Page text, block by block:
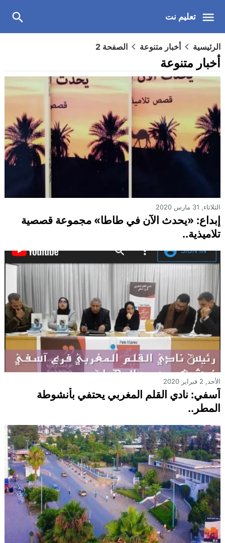
تعليم نت
الرئيسية أخبار متنوعة الصفحة 2
أخبار متنوعة
الثلاثاء, 31 مارس 2020
إبداع: «يحدث الآن في طاطا» مجموعة قصصية
تلاميذية..
الأحد, 2 فبراير 2020
آسفي: نادي القلم المغربي يحتفي بأنشوطة
المطر..